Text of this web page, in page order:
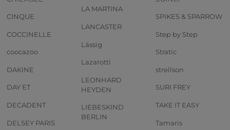
CINQUE
COCCINELLE
coocazoo
DAKINE
DAY ET
DECADENT
DELSEY PARIS
LA MARTINA
LANCASTER
Lässig
Lazarotti
LEONHARD
HEYDEN
LIEBESKIND
BERLIN
SPIKES & SPARROW
Step by Step
Stratic
strellson
SURI FREY
TAKE IT EASY
Tamaris